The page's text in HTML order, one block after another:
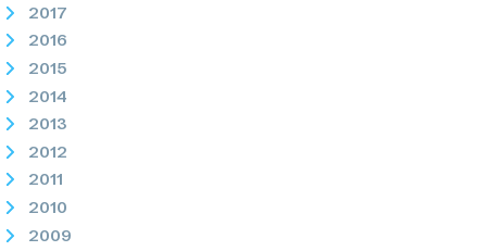
2017
2016
2015
2014
2013
2012
2011
2010
2009